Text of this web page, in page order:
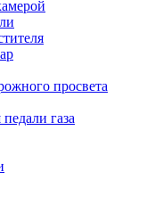
просвета
газа